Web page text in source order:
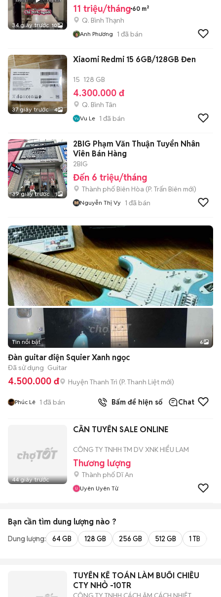
34 giây trước 10
11 triệu/tháng 60 m²
Q. Bình Thạnh
Anh Phương 1 đã bán
37 giây trước 4
Xiaomi Redmi 15 6GB/128GB Đen
15 128 GB
4.300.000 đ
Q. Bình Tân
Vu Le 1 đã bán
39 giây trước 1
2BIG Phạm Văn Thuận Tuyển Nhân
Viên Bán Hàng
2BIG
Đến 6 triệu/tháng
Thành phố Biên Hòa (P. Trấn Biên mới)
Nguyễn Thị Vy 1 đã bán
+2
Tin nổi bật 6
Đàn guitar điện Squier Xanh ngọc
Đã sử dụng Guitar
4.500.000 đ Huyện Thanh Trì (P. Thanh Liệt mới)
Phúc Lê 1 đã bán Bấm để hiện số Chat
44 giây trước
CẦN TUYỂN SALE ONLINE
CÔNG TY TNHH TM DV XNK HIỂU LAM
Thương lượng
Thành phố Dĩ An
Uyên Uyên Từ
Bạn cần tìm dung lượng nào ?
Dung lượng: 64 GB 128 GB 256 GB 512 GB 1 TB
TUYỂN KẾ TOÁN LÀM BUỔI CHIỀU
CTY NHỎ -10TR